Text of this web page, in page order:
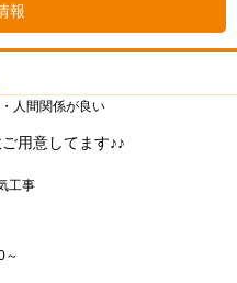
報
・人間関係が良い
用意してます♪♪
工事
～